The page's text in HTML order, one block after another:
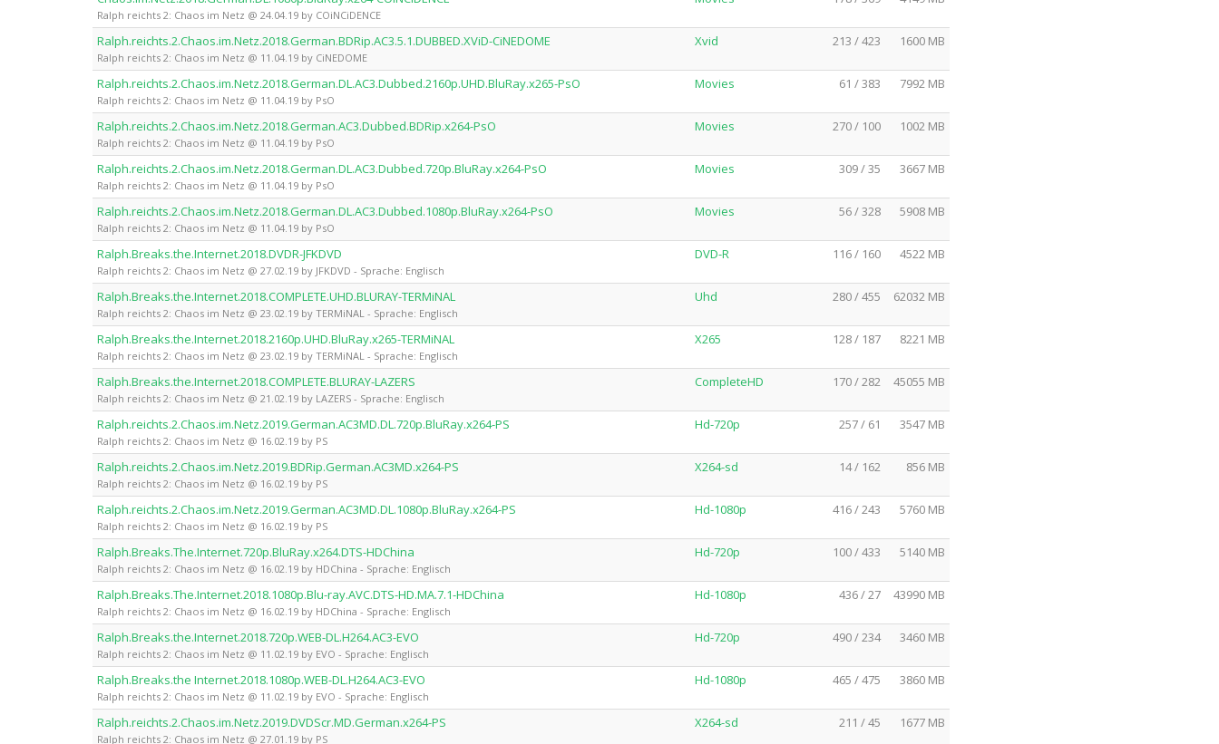
Ralph reichts 2: Chaos im Netz @ 24.04.19 by COiNCiDENCE
Ralph.reichts.2.Chaos.im.Netz.2018.German.BDRip.AC3.5.1.DUBBED.XViD-CiNEDOME
Ralph reichts 2: Chaos im Netz @ 11.04.19 by CiNEDOME
Xvid 213 / 423 1600 MB
Ralph.reichts.2.Chaos.im.Netz.2018.German.DL.AC3.Dubbed.2160p.UHD.BluRay.x265-PsO
Ralph reichts 2: Chaos im Netz @ 11.04.19 by PsO
Movies 61 / 383 7992 MB
Ralph.reichts.2.Chaos.im.Netz.2018.German.AC3.Dubbed.BDRip.x264-PsO
Ralph reichts 2: Chaos im Netz @ 11.04.19 by PsO
Movies 270 / 100 1002 MB
Ralph.reichts.2.Chaos.im.Netz.2018.German.DL.AC3.Dubbed.720p.BluRay.x264-PsO
Ralph reichts 2: Chaos im Netz @ 11.04.19 by PsO
Movies 309 / 35 3667 MB
Ralph.reichts.2.Chaos.im.Netz.2018.German.DL.AC3.Dubbed.1080p.BluRay.x264-PsO
Ralph reichts 2: Chaos im Netz @ 11.04.19 by PsO
Movies 56 / 328 5908 MB
Ralph.Breaks.the.Internet.2018.DVDR-JFKDVD
Ralph reichts 2: Chaos im Netz @ 27.02.19 by JFKDVD - Sprache: Englisch
DVD-R 116 / 160 4522 MB
Ralph.Breaks.the.Internet.2018.COMPLETE.UHD.BLURAY-TERMiNAL
Ralph reichts 2: Chaos im Netz @ 23.02.19 by TERMiNAL - Sprache: Englisch
Uhd 280 / 455 62032 MB
Ralph.Breaks.the.Internet.2018.2160p.UHD.BluRay.x265-TERMiNAL
Ralph reichts 2: Chaos im Netz @ 23.02.19 by TERMiNAL - Sprache: Englisch
X265 128 / 187 8221 MB
Ralph.Breaks.the.Internet.2018.COMPLETE.BLURAY-LAZERS
Ralph reichts 2: Chaos im Netz @ 21.02.19 by LAZERS - Sprache: Englisch
CompleteHD 170 / 282 45055 MB
Ralph.reichts.2.Chaos.im.Netz.2019.German.AC3MD.DL.720p.BluRay.x264-PS
Ralph reichts 2: Chaos im Netz @ 16.02.19 by PS
Hd-720p 257 / 61 3547 MB
Ralph.reichts.2.Chaos.im.Netz.2019.BDRip.German.AC3MD.x264-PS
Ralph reichts 2: Chaos im Netz @ 16.02.19 by PS
X264-sd 14 / 162 856 MB
Ralph.reichts.2.Chaos.im.Netz.2019.German.AC3MD.DL.1080p.BluRay.x264-PS
Ralph reichts 2: Chaos im Netz @ 16.02.19 by PS
Hd-1080p 416 / 243 5760 MB
Ralph.Breaks.The.Internet.720p.BluRay.x264.DTS-HDChina
Ralph reichts 2: Chaos im Netz @ 16.02.19 by HDChina - Sprache: Englisch
Hd-720p 100 / 433 5140 MB
Ralph.Breaks.The.Internet.2018.1080p.Blu-ray.AVC.DTS-HD.MA.7.1-HDChina
Ralph reichts 2: Chaos im Netz @ 16.02.19 by HDChina - Sprache: Englisch
Hd-1080p 436 / 27 43990 MB
Ralph.Breaks.the.Internet.2018.720p.WEB-DL.H264.AC3-EVO
Ralph reichts 2: Chaos im Netz @ 11.02.19 by EVO - Sprache: Englisch
Hd-720p 490 / 234 3460 MB
Ralph.Breaks.the Internet.2018.1080p.WEB-DL.H264.AC3-EVO
Ralph reichts 2: Chaos im Netz @ 11.02.19 by EVO - Sprache: Englisch
Hd-1080p 465 / 475 3860 MB
Ralph.reichts.2.Chaos.im.Netz.2019.DVDScr.MD.German.x264-PS
Ralph reichts 2: Chaos im Netz @ 27.01.19 by PS
X264-sd 211 / 45 1677 MB